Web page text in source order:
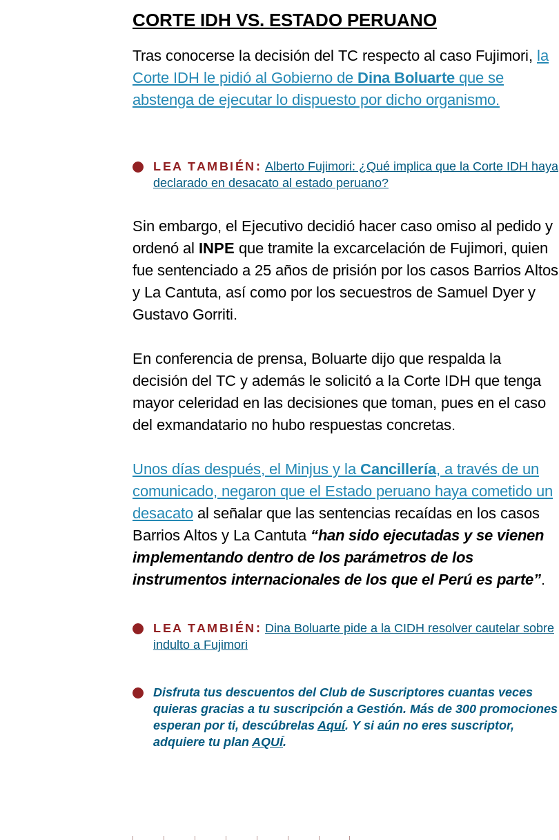
CORTE IDH VS. ESTADO PERUANO
Tras conocerse la decisión del TC respecto al caso Fujimori, la
Corte IDH le pidió al Gobierno de Dina Boluarte que se
abstenga de ejecutar lo dispuesto por dicho organismo.
LEA TAMBIÉN: Alberto Fujimori: ¿Qué implica que la Corte IDH haya
declarado en desacato al estado peruano?
Sin embargo, el Ejecutivo decidió hacer caso omiso al pedido y
ordenó al INPE que tramite la excarcelación de Fujimori, quien
fue sentenciado a 25 años de prisión por los casos Barrios Altos
y La Cantuta, así como por los secuestros de Samuel Dyer y
Gustavo Gorriti.
En conferencia de prensa, Boluarte dijo que respalda la
decisión del TC y además le solicitó a la Corte IDH que tenga
mayor celeridad en las decisiones que toman, pues en el caso
del exmandatario no hubo respuestas concretas.
Unos días después, el Minjus y la Cancillería, a través de un
comunicado, negaron que el Estado peruano haya cometido un
desacato al señalar que las sentencias recaídas en los casos
Barrios Altos y La Cantuta “han sido ejecutadas y se vienen
implementando dentro de los parámetros de los
instrumentos internacionales de los que el Perú es parte”.
LEA TAMBIÉN: Dina Boluarte pide a la CIDH resolver cautelar sobre
indulto a Fujimori
Disfruta tus descuentos del Club de Suscriptores cuantas veces
quieras gracias a tu suscripción a Gestión. Más de 300 promociones
esperan por ti, descúbrelasAquí. Y si aún no eres suscriptor,
adquiere tu planAQUÍ.